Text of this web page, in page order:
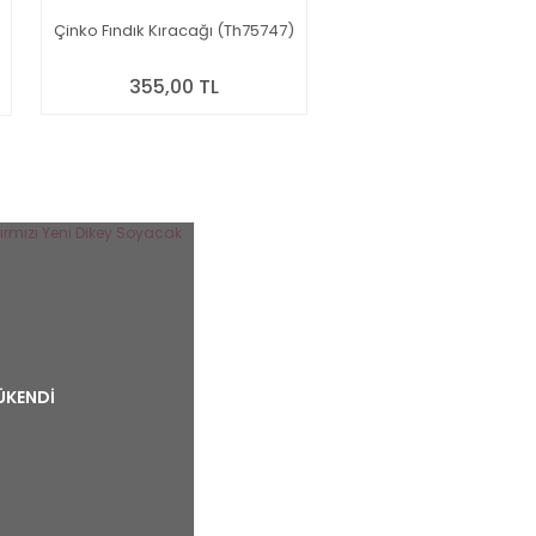
Çinko Fındık Kıracağı (Th75747)
355,00 TL